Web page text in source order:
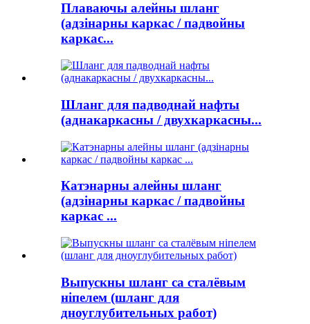
Плаваючы алейны шланг
(адзінарны каркас / падвойны
каркас...
Шланг для падводнай нафты
(аднакаркасны / двухкаркасны...
Катэнарны алейны шланг
(адзінарны каркас / падвойны
каркас ...
Выпускны шланг са сталёвым
ніпелем (шланг для
дноуглубительных работ)